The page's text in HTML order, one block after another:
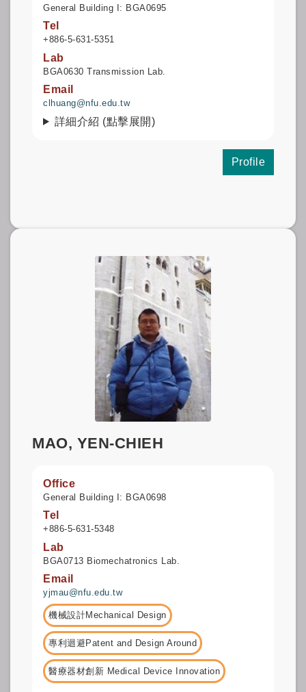
General Building I: BGA0695
Tel
+886-5-631-5351
Lab
BGA0630 Transmission Lab.
Email
clhuang@nfu.edu.tw
詳細介紹 (點擊展開)
Profile
MAO, YEN-CHIEH
Office
General Building I: BGA0698
Tel
+886-5-631-5348
Lab
BGA0713 Biomechatronics Lab.
Email
yjmau@nfu.edu.tw
機械設計Mechanical Design
專利迴避Patent and Design Around
醫療器材創新 Medical Device Innovation